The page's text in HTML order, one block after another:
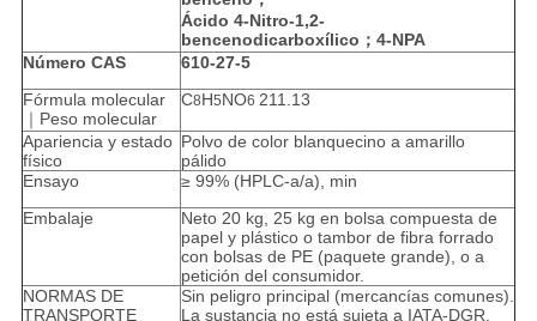
Ácido 4-Nitro-1,2-
bencenodicarboxílico ； 4-NPA
Número CAS
610-27-5
Fórmula molecular
｜Peso molecular
C8H5NO6 211.13
Apariencia y estado
físico
Polvo de color blanquecino a amarillo
pálido
Ensayo
≥ 99% (HPLC-a/a), min
Embalaje
Neto 20 kg, 25 kg en bolsa compuesta de
papel y plástico o tambor de fibra forrado
con bolsas de PE (paquete grande), o a
petición del consumidor.
NORMAS DE
TRANSPORTE
Sin peligro principal (mercancías comunes).
La sustancia no está sujeta a IATA-DGR.